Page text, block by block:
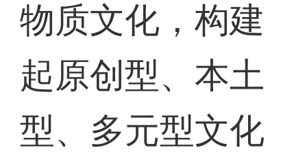
物质文化，构建
起原创型、本土
型、多元型文化